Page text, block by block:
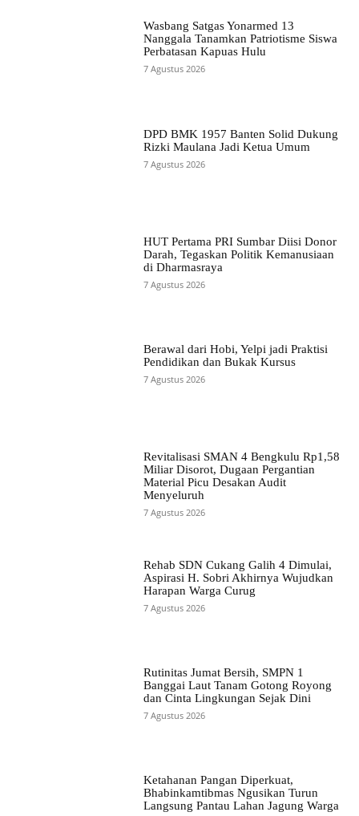
Wasbang Satgas Yonarmed 13
Nanggala Tanamkan Patriotisme Siswa
Perbatasan Kapuas Hulu
7 Agustus 2026
DPD BMK 1957 Banten Solid Dukung
Rizki Maulana Jadi Ketua Umum
7 Agustus 2026
HUT Pertama PRI Sumbar Diisi Donor
Darah, Tegaskan Politik Kemanusiaan
di Dharmasraya
7 Agustus 2026
Berawal dari Hobi, Yelpi jadi Praktisi
Pendidikan dan Bukak Kursus
7 Agustus 2026
Revitalisasi SMAN 4 Bengkulu Rp1,58
Miliar Disorot, Dugaan Pergantian
Material Picu Desakan Audit
Menyeluruh
7 Agustus 2026
Rehab SDN Cukang Galih 4 Dimulai,
Aspirasi H. Sobri Akhirnya Wujudkan
Harapan Warga Curug
7 Agustus 2026
Rutinitas Jumat Bersih, SMPN 1
Banggai Laut Tanam Gotong Royong
dan Cinta Lingkungan Sejak Dini
7 Agustus 2026
Ketahanan Pangan Diperkuat,
Bhabinkamtibmas Ngusikan Turun
Langsung Pantau Lahan Jagung Warga